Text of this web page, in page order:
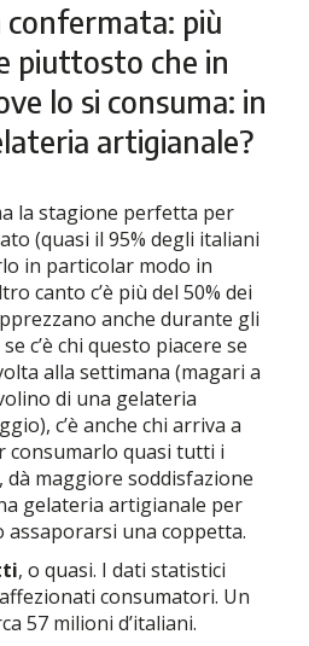
più
piuttosto che in
lo si consuma: in
artigianale?
la stagione perfetta per
(quasi il 95% degli italiani
in particolar modo in
canto c’è più del 50% dei
anche durante gli
c’è chi questo piacere se
alla settimana (magari a
di una gelateria
c’è anche chi arriva a
consumarlo quasi tutti i
dà maggiore soddisfazione
gelateria artigianale per
assaporarsi una coppetta.
, o quasi. I dati statistici
consumatori. Un
57 milioni d’italiani.